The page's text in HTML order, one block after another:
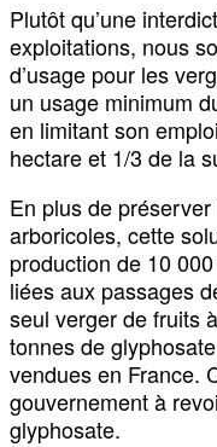
Plutôt qu’une
exploitations, nous
d’usage pour les
un usage minimum
en limitant son
hectare et 1/3 de la
En plus de
arboricoles, cette
production de 10
liées aux passages
seul verger de fruits
tonnes de
vendues en France.
gouvernement à
glyphosate.